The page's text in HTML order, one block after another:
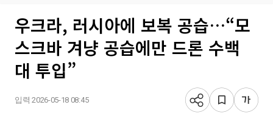
우크라, 러시아에 보복 공습…“모
스크바 겨냥 공습에만 드론 수백
대 투입”
입력 2026-05-18 08:45